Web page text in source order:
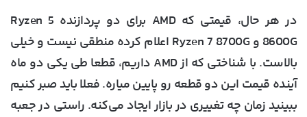
در هر حال، قیمتی که AMD برای دو پردازنده Ryzen 5
8600G و Ryzen 7 8700G اعلام کرده منطقی نیست و خیلی
بالاست. با شناختی که از AMD داریم، قطعا طی یکی دو ماه
آینده قیمت این دو قطعه رو پایین میاره. فعلا باید صبر کنیم
ببینید زمان چه تغییری در بازار ایجاد می‌کنه. راستی در جعبه